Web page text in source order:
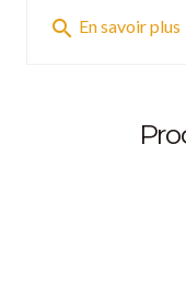
search En savoir plus